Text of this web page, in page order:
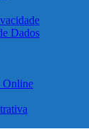
Dados
Online